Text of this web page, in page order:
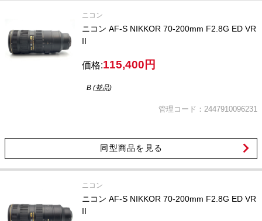
ニコン
ニコン AF-S NIKKOR 70-200mm F2.8G ED VR
II
価格:115,400円
B (並品)
管理コード：2447910096231
同型商品を見る
ニコン
ニコン AF-S NIKKOR 70-200mm F2.8G ED VR
II